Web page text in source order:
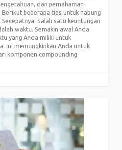
dan pemahaman
beberapa tips untuk nabung
Salah satu keuntungan
waktu. Semakin awal Anda
yang Anda miliki untuk
Ini memungkinkan Anda untuk
komponen compounding